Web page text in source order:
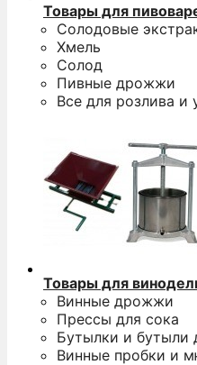
Товары для
Солодовые
Хмель
Солод
Пивные дрожжи
Все для розлива и
Товары для
Винные дрожжи
Прессы для сока
Бутылки и бутыли
Винные пробки и